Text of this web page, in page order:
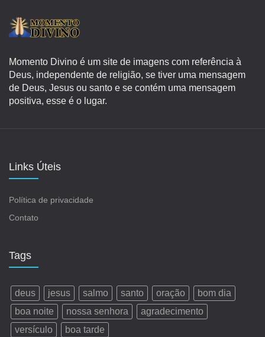
Momento Divino é um site de imagens com referência à
Deus, independente de religião, se tiver uma mensagem
de Deus, Jesus ou santo e se contém uma mensagem
positiva, esse é o lugar.
Links Úteis
Política de privacidade
Contato
Tags
deus jesus salmo santo oração
bom dia
boa noite
nossa senhora
agradecimento
versículo
boa tarde